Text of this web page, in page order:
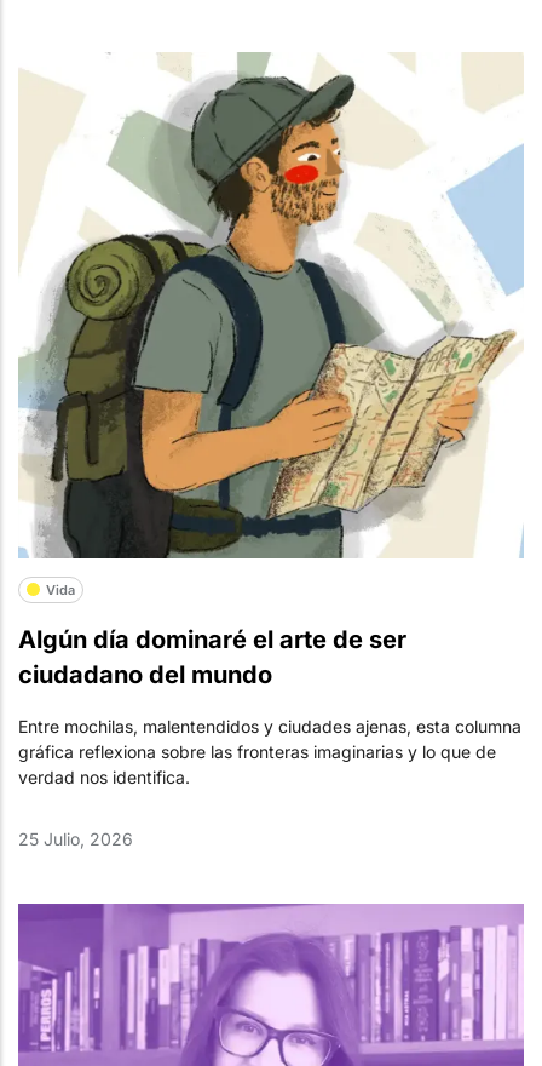
Vida
Algún día dominaré el arte de ser
ciudadano del mundo
Entre mochilas, malentendidos y ciudades ajenas, esta columna
gráfica reflexiona sobre las fronteras imaginarias y lo que de
verdad nos identifica.
25 Julio, 2026